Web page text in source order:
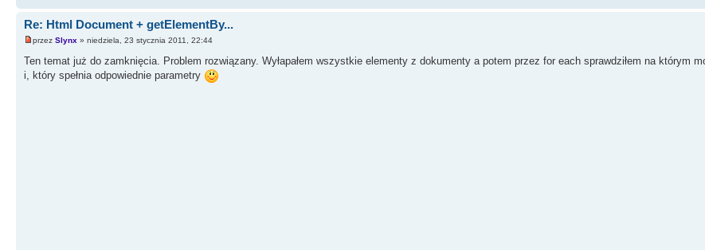
Re: Html Document + getElementBy...
przez Slynx » niedziela, 23 stycznia 2011, 22:44
Ten temat już do zamknięcia. Problem rozwiązany. Wyłapałem wszystkie elementy z dokumenty a potem przez for each sprawdziłem na którym
i, który spełnia odpowiednie parametry